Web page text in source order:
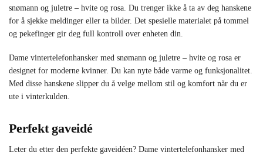
snømann og juletre – hvite og rosa. Du trenger ikke å ta av deg hanskene
for å sjekke meldinger eller ta bilder. Det spesielle materialet på tommel
og pekefinger gir deg full kontroll over enheten din.
Dame vintertelefonhansker med snømann og juletre – hvite og rosa er
designet for moderne kvinner. Du kan nyte både varme og funksjonalitet.
Med disse hanskene slipper du å velge mellom stil og komfort når du er
ute i vinterkulden.
Perfekt gaveidé
Leter du etter den perfekte gaveidéen? Dame vintertelefonhansker med